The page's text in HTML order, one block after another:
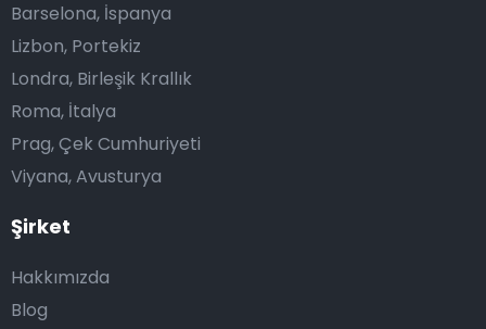
Şirket
Hakkımızda
Blog
Barselona, İspanya
Lizbon, Portekiz
Londra, Birleşik Krallık
Roma, İtalya
Prag, Çek Cumhuriyeti
Viyana, Avusturya